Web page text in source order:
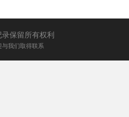
保留所有权利
与我们取得联系